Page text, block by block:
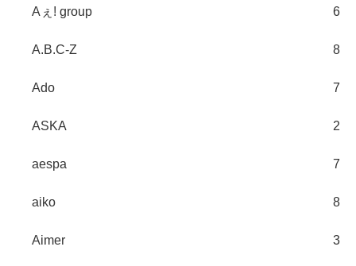
Aぇ! group 6
A.B.C-Z 8
Ado 7
ASKA 2
aespa 7
aiko 8
Aimer 3